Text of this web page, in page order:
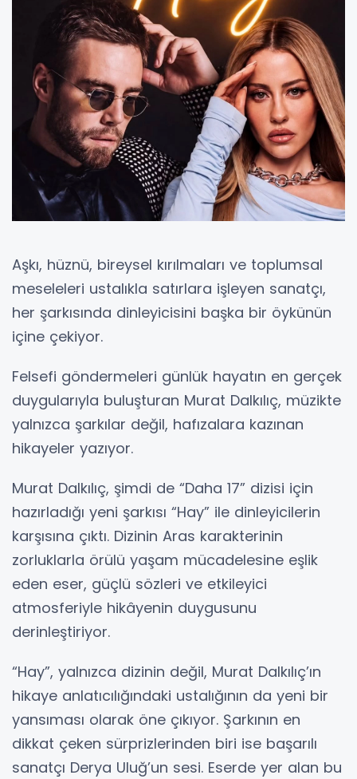
Aşkı, hüznü, bireysel kırılmaları ve toplumsal
meseleleri ustalıkla satırlara işleyen sanatçı,
her şarkısında dinleyicisini başka bir öykünün
içine çekiyor.
Felsefi göndermeleri günlük hayatın en gerçek
duygularıyla buluşturan Murat Dalkılıç, müzikte
yalnızca şarkılar değil, hafızalara kazınan
hikayeler yazıyor.
Murat Dalkılıç, şimdi de “Daha 17” dizisi için
hazırladığı yeni şarkısı “Hay” ile dinleyicilerin
karşısına çıktı. Dizinin Aras karakterinin
zorluklarla örülü yaşam mücadelesine eşlik
eden eser, güçlü sözleri ve etkileyici
atmosferiyle hikâyenin duygusunu
derinleştiriyor.
“Hay”, yalnızca dizinin değil, Murat Dalkılıç’ın
hikaye anlatıcılığındaki ustalığının da yeni bir
yansıması olarak öne çıkıyor. Şarkının en
dikkat çeken sürprizlerinden biri ise başarılı
sanatçı Derya Uluğ’un sesi. Eserde yer alan bu